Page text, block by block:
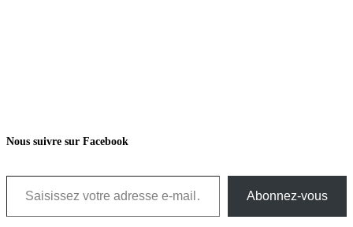
Nous suivre sur Facebook
Saisissez votre adresse e-mail…
Abonnez-vous